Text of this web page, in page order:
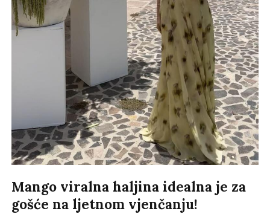
Mango viralna haljina idealna je za
gošće na ljetnom vjenčanju!